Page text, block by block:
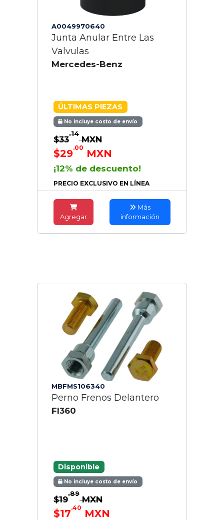
A0049970640
Junta Anular Entre Las
Valvulas
Mercedes-Benz
ÚLTIMAS PIEZAS
No incluye costo de envío
$33
.14
MXN
$29.00 MXN
¡12% de descuento!
PRECIO EXCLUSIVO EN LÍNEA
Agregar
Más
información
MBFMS106340
Perno Frenos Delantero
Fl360
Disponible
No incluye costo de envío
$19
.89
MXN
$17.40 MXN